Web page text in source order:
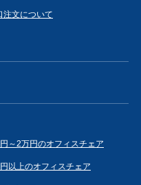
注文について
～2万円のオフィスチェア
以上のオフィスチェア